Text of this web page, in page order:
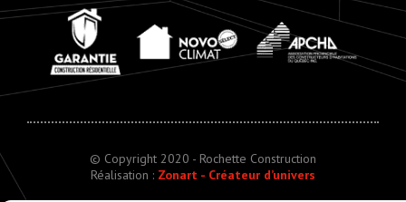
© Copyright 2020 - Rochette Construction
Réalisation : Zonart - Créateur d’univers